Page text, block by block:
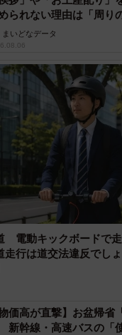
られない理由は「周り
まいどなデータ
電動キックボードで
行は道交法違反でし
物価高が直撃】お盆帰省
幹線・高速バスの「